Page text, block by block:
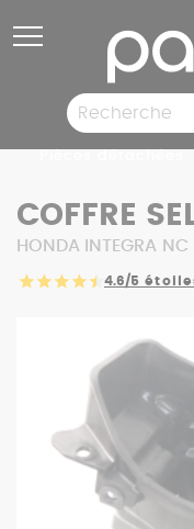
COFFRE
HONDA INTEGRA
4.6/5